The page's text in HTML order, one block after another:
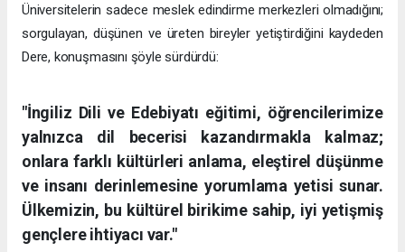
Üniversitelerin sadece meslek edindirme merkezleri olmadığını;
sorgulayan, düşünen ve üreten bireyler yetiştirdiğini kaydeden
Dere, konuşmasını şöyle sürdürdü:
"İngiliz Dili ve Edebiyatı eğitimi, öğrencilerimize
yalnızca dil becerisi kazandırmakla kalmaz;
onlara farklı kültürleri anlama, eleştirel düşünme
ve insanı derinlemesine yorumlama yetisi sunar.
Ülkemizin, bu kültürel birikime sahip, iyi yetişmiş
gençlere ihtiyacı var."